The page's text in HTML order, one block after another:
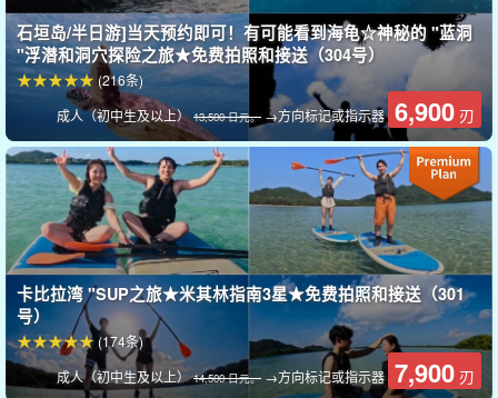
神秘景点 "蓝洞 "浮潜！
不仅在意大利和冲绳本岛，石垣岛也有一个叫 "蓝洞 "的地方。它是
一个很受欢迎的浮潜地点，周围的海沟聚集了很多鱼类。
可以上岸探索洞穴内部，观察石灰岩洞等石洞的天然产物。
石垣岛/半日游]当天预约即可！有可能看到海龟☆神秘的 "蓝洞
"浮潜和洞穴探险之旅★免费拍照和接送（304号）
成人（初中生及以上）13,500 日元。 →方向标记或指示器 6,900 刃
(216条)
卡比拉湾 "SUP之旅★米其林指南3星★免费拍照和接送（301
号）
成人（初中生及以上）14,500 日元。 →方向标记或指示器 7,900 刃
(174条)